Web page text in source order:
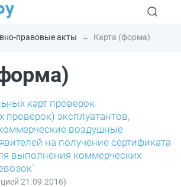
правовые акты Карта (форма)
карт проверок
проверок) эксплуатантов,
воздушные
на получение сертификата
выполнения коммерческих
21.09.2016)